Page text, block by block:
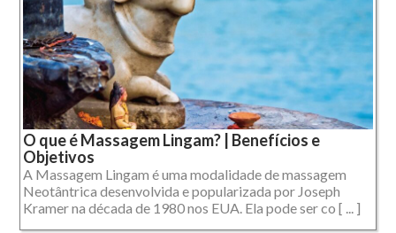
O que é Massagem Lingam? | Benefícios e
Objetivos
A Massagem Lingam é uma modalidade de massagem
Neotântrica desenvolvida e popularizada por Joseph
Kramer na década de 1980 nos EUA. Ela pode ser co [ ... ]